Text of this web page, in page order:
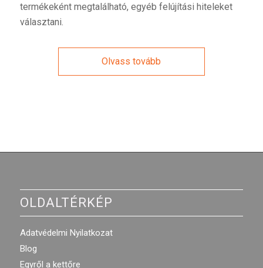
termékeként megtalálható, egyéb felújítási hiteleket
választani.
Olvass tovább
OLDALTÉRKÉP
Adatvédelmi Nyilatkozat
Blog
Egyről a kettőre